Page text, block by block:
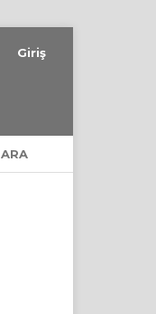
ARA
Giriş